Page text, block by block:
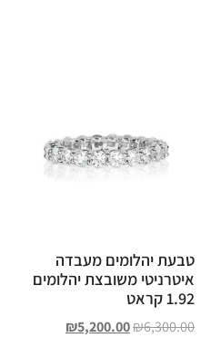
טבעת יהלומים מעבדה
איטרניטי משובצת יהלומים
1.92 קראט
₪6,300.00
₪5,200.00